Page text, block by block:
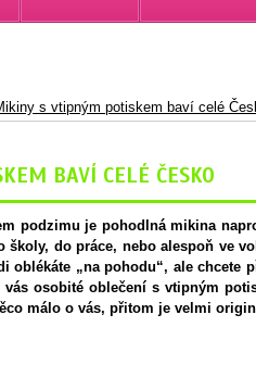
s vtipným potiskem baví celé
BAVÍ CELÉ ČESKO
podzimu je pohodlná mikina
školy, do práce, nebo alespoň ve
oblékáte „na pohodu“, ale
vás osobité oblečení s vtipným
málo o vás, přitom je velmi